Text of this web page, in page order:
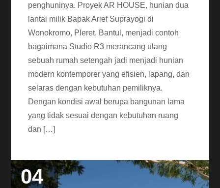
penghuninya. Proyek AR HOUSE, hunian dua
lantai milik Bapak Arief Suprayogi di
Wonokromo, Pleret, Bantul, menjadi contoh
bagaimana Studio R3 merancang ulang
sebuah rumah setengah jadi menjadi hunian
modern kontemporer yang efisien, lapang, dan
selaras dengan kebutuhan pemiliknya.
Dengan kondisi awal berupa bangunan lama
yang tidak sesuai dengan kebutuhan ruang
dan […]
04